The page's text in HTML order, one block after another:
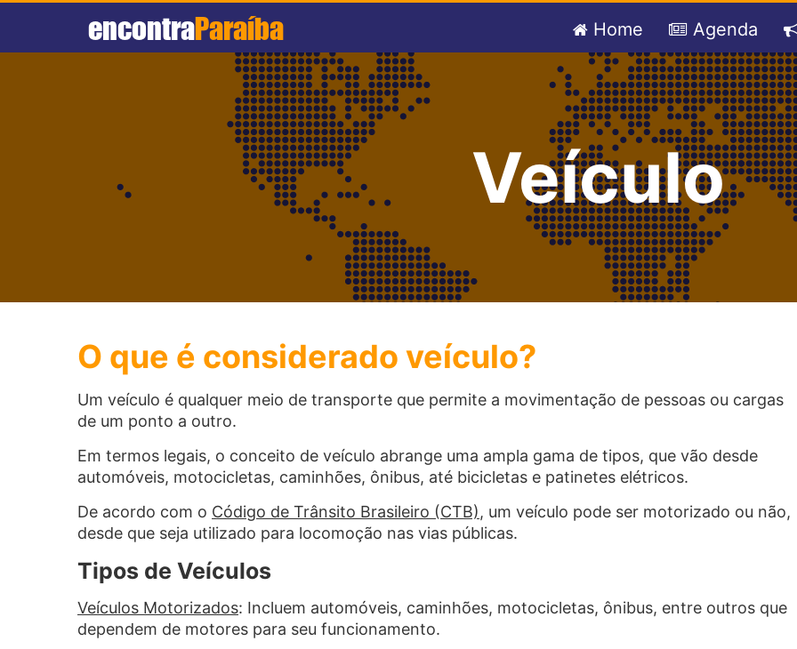
encontraParaíba Home Agenda
Veículo
O que é considerado veículo?
Um veículo é qualquer meio de transporte que permite a movimentação de pessoas ou cargas
de um ponto a outro.
Em termos legais, o conceito de veículo abrange uma ampla gama de tipos, que vão desde
automóveis, motocicletas, caminhões, ônibus, até bicicletas e patinetes elétricos.
De acordo com o Código de Trânsito Brasileiro (CTB), um veículo pode ser motorizado ou não,
desde que seja utilizado para locomoção nas vias públicas.
Tipos de Veículos
Veículos Motorizados: Incluem automóveis, caminhões, motocicletas, ônibus, entre outros que
dependem de motores para seu funcionamento.